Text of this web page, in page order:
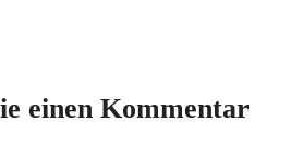
einen Kommentar